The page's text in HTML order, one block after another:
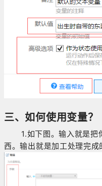
三、如何使用变量？
1.如下图。输入就是把
西。输出就是加工处理完成